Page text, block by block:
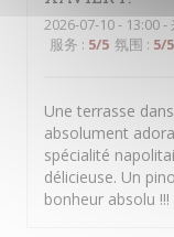
2026-07-10- 13:00 -
服务 : 5/5 氛围 : 5/5
Une terrasse
absolument
spécialité
délicieuse. Un
bonheur absolu